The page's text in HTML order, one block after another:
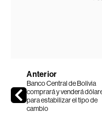
Anterior
Banco Central de Bolivia
comprará y venderá
para estabilizar el tipo de
cambio